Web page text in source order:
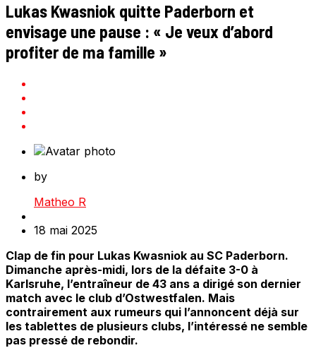
Lukas Kwasniok quitte Paderborn et
envisage une pause : « Je veux d’abord
profiter de ma famille »
by
Matheo R
18 mai 2025
Clap de fin pour Lukas Kwasniok au SC Paderborn.
Dimanche après-midi, lors de la défaite 3-0 à
Karlsruhe, l’entraîneur de 43 ans a dirigé son dernier
match avec le club d’Ostwestfalen. Mais
contrairement aux rumeurs qui l’annoncent déjà sur
les tablettes de plusieurs clubs, l’intéressé ne semble
pas pressé de rebondir.